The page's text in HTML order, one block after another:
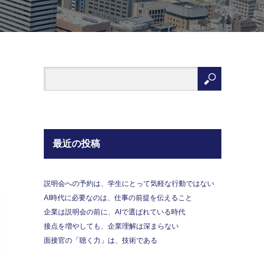
最近の投稿
説明会への予約は、学生にとって気軽な行動ではない
AI時代に必要なのは、仕事の前提を伝えること
企業は説明会の前に、AIで選ばれている時代
接点を増やしても、企業理解は深まらない
面接官の「聴く力」は、技術である